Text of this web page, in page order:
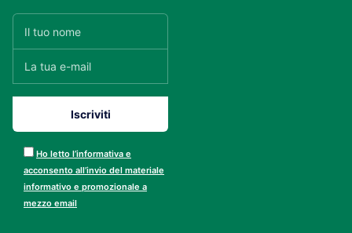
Ho letto l’informativa e
acconsento all’invio del materiale
informativo e promozionale a
mezzo email